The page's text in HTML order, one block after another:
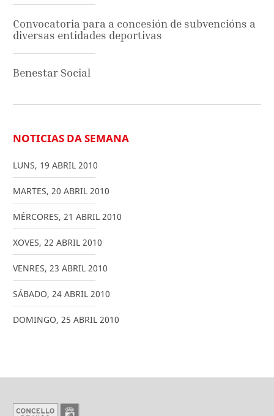
Convocatoria para a concesión de subvencións a
diversas entidades deportivas
Benestar Social
NOTICIAS DA SEMANA
LUNS, 19 ABRIL 2010
MARTES, 20 ABRIL 2010
MÉRCORES, 21 ABRIL 2010
XOVES, 22 ABRIL 2010
VENRES, 23 ABRIL 2010
SÁBADO, 24 ABRIL 2010
DOMINGO, 25 ABRIL 2010